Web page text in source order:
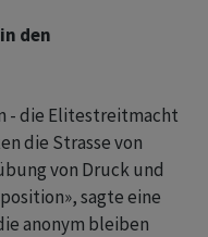
den
- die Elitestreitmacht
die Strasse von
von Druck und
sagte eine
anonym bleiben